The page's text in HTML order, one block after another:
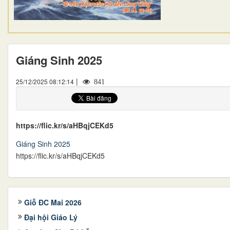
Giáng Sinh 2025
25/12/2025 08:12:14 | 841
https://flic.kr/s/aHBqjCEKd5
Giáng Sinh 2025
https://flic.kr/s/aHBqjCEKd5
Giỗ ĐC Mai 2026
Đại hội Giáo Lý